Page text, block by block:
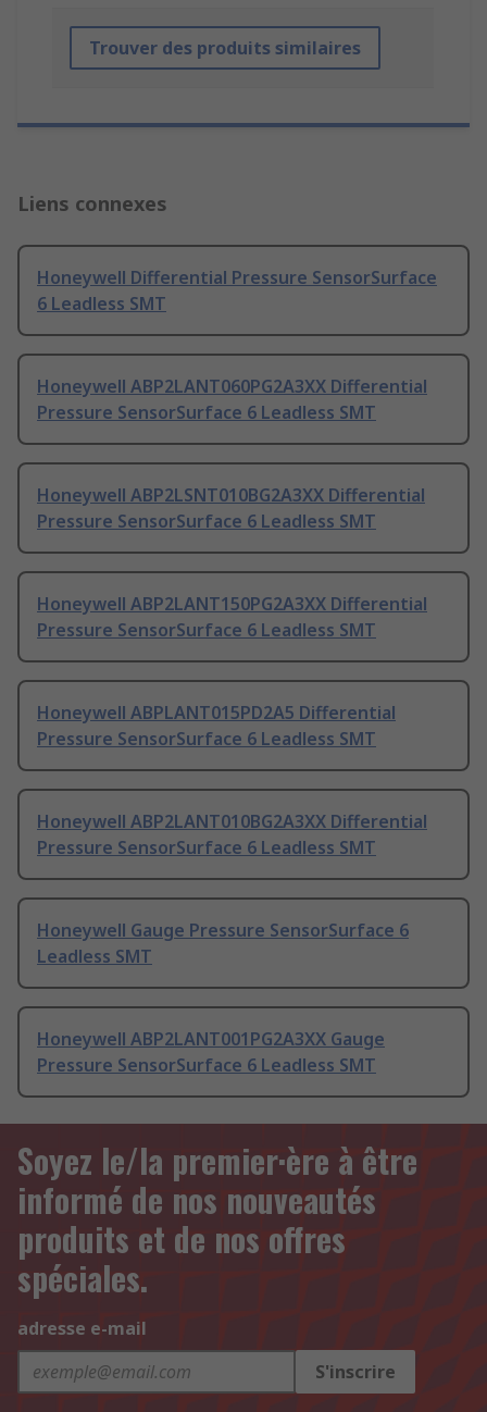
Trouver des produits similaires
Liens connexes
Honeywell Differential Pressure SensorSurface
6 Leadless SMT
Honeywell ABP2LANT060PG2A3XX Differential
Pressure SensorSurface 6 Leadless SMT
Honeywell ABP2LSNT010BG2A3XX Differential
Pressure SensorSurface 6 Leadless SMT
Honeywell ABP2LANT150PG2A3XX Differential
Pressure SensorSurface 6 Leadless SMT
Honeywell ABPLANT015PD2A5 Differential
Pressure SensorSurface 6 Leadless SMT
Honeywell ABP2LANT010BG2A3XX Differential
Pressure SensorSurface 6 Leadless SMT
Honeywell Gauge Pressure SensorSurface 6
Leadless SMT
Honeywell ABP2LANT001PG2A3XX Gauge
Pressure SensorSurface 6 Leadless SMT
Soyez le/la premier·ère à être
informé de nos nouveautés
produits et de nos offres
spéciales.
adresse e-mail
S'inscrire